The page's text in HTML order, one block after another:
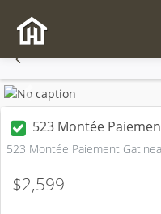
Previous
523 Montée
523 Montée Paiement
$2,599